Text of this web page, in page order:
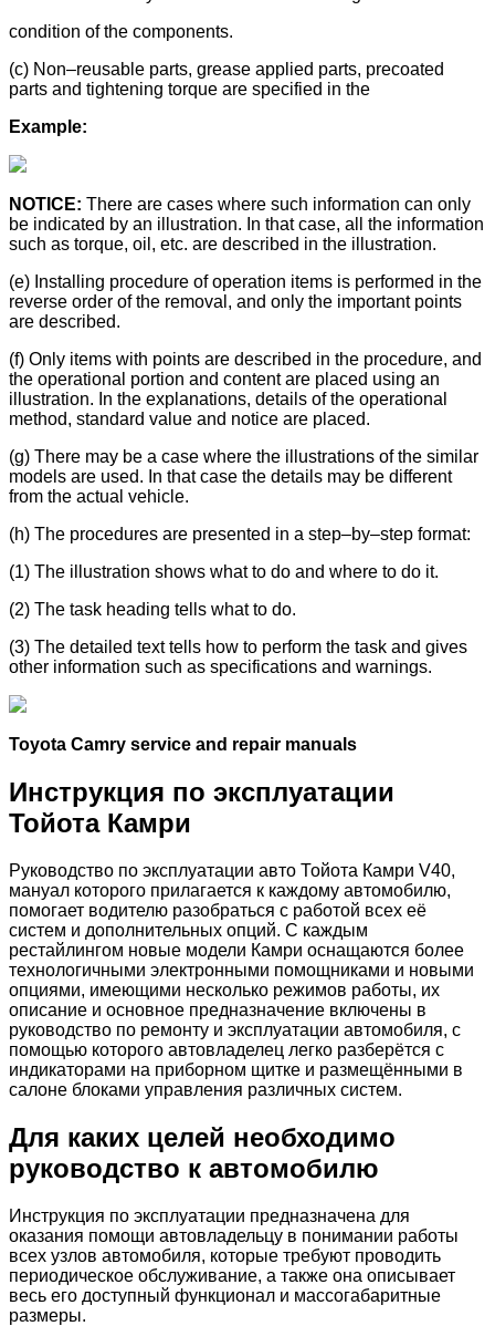
condition of the components.
(c) Non–reusable parts, grease applied parts, precoated
parts and tightening torque are specified in the
Example:
NOTICE: There are cases where such information can only
be indicated by an illustration. In that case, all the information
such as torque, oil, etc. are described in the illustration.
(e) Installing procedure of operation items is performed in the
reverse order of the removal, and only the important points
are described.
(f) Only items with points are described in the procedure, and
the operational portion and content are placed using an
illustration. In the explanations, details of the operational
method, standard value and notice are placed.
(g) There may be a case where the illustrations of the similar
models are used. In that case the details may be different
from the actual vehicle.
(h) The procedures are presented in a step–by–step format:
(1) The illustration shows what to do and where to do it.
(2) The task heading tells what to do.
(3) The detailed text tells how to perform the task and gives
other information such as specifications and warnings.
Toyota Camry service and repair manuals
Инструкция по эксплуатации
Тойота Камри
Руководство по эксплуатации авто Тойота Камри V40,
мануал которого прилагается к каждому автомобилю,
помогает водителю разобраться с работой всех её
систем и дополнительных опций. С каждым
рестайлингом новые модели Камри оснащаются более
технологичными электронными помощниками и новыми
опциями, имеющими несколько режимов работы, их
описание и основное предназначение включены в
руководство по ремонту и эксплуатации автомобиля, с
помощью которого автовладелец легко разберётся с
индикаторами на приборном щитке и размещёнными в
салоне блоками управления различных систем.
Для каких целей необходимо
руководство к автомобилю
Инструкция по эксплуатации предназначена для
оказания помощи автовладельцу в понимании работы
всех узлов автомобиля, которые требуют проводить
периодическое обслуживание, а также она описывает
весь его доступный функционал и массогабаритные
размеры.